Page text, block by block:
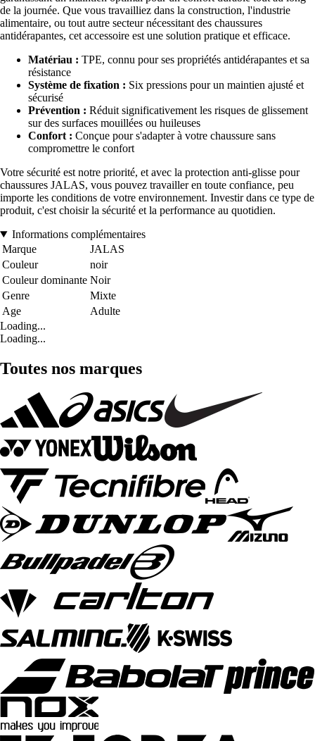
de la journée. Que vous travailliez dans la construction, l'industrie
alimentaire, ou tout autre secteur nécessitant des chaussures
antidérapantes, cet accessoire est une solution pratique et efficace.
Matériau : TPE, connu pour ses propriétés antidérapantes et sa
résistance
Système de fixation : Six pressions pour un maintien ajusté et
sécurisé
Prévention : Réduit significativement les risques de glissement
sur des surfaces mouillées ou huileuses
Confort : Conçue pour s'adapter à votre chaussure sans
compromettre le confort
Votre sécurité est notre priorité, et avec la protection anti-glisse pour
chaussures JALAS, vous pouvez travailler en toute confiance, peu
importe les conditions de votre environnement. Investir dans ce type de
produit, c'est choisir la sécurité et la performance au quotidien.
Informations complémentaires
Marque
JALAS
Couleur
noir
Couleur dominante Noir
Genre
Mixte
Age
Adulte
Loading...
Loading...
Toutes nos marques